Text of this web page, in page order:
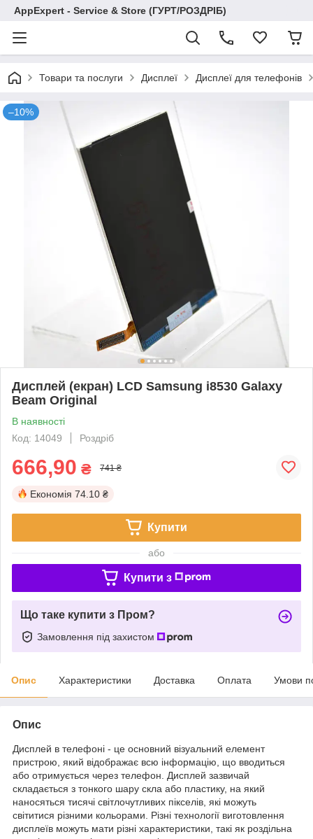
AppExpert - Service & Store (ГУРТ/РОЗДРІБ)
Товари та послуги Дисплеї Дисплеї для телефонів
–10%
Дисплей (екран) LCD Samsung i8530 Galaxy
Beam Original
В наявності
Код: 14049
Роздріб
666,90 ₴ 741 ₴
Економія 74.10 ₴
Купити
або
Купити з
Що таке купити з Пром?
Замовлення під захистом
Опис Характеристики Доставка Оплата Умови
Опис
Дисплей в телефоні - це основний візуальний елемент
пристрою, який відображає всю інформацію, що вводиться
або отримується через телефон. Дисплей зазвичай
складається з тонкого шару скла або пластику, на який
наносяться тисячі світлочутливих пікселів, які можуть
світитися різними кольорами. Різні технології виготовлення
дисплеїв можуть мати різні характеристики, такі як роздільна